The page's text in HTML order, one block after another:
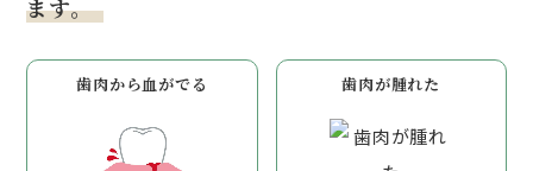
ます。
歯肉から血がでる 歯肉が腫れた